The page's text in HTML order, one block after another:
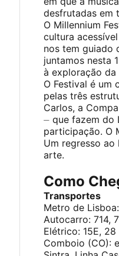
desfrutadas em
O Millennium
cultura
nos tem guiado
juntamos nesta
à exploração da
O Festival é um
pelas três
Carlos, a
⏤ que fazem do
participação. O
Um regresso
arte.
Como
Transportes
Metro de
Autocarro: 714,
Elétrico: 15E, 28
Comboio (CO):